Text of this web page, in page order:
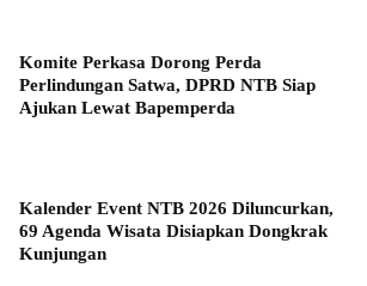
Komite Perkasa Dorong Perda
Perlindungan Satwa, DPRD NTB Siap
Ajukan Lewat Bapemperda
Kalender Event NTB 2026 Diluncurkan,
69 Agenda Wisata Disiapkan Dongkrak
Kunjungan